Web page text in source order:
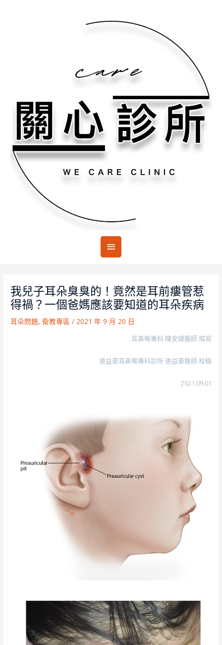
主
選
單
我兒子耳朵臭臭的！竟然是耳前瘻管惹
得禍？一個爸媽應該要知道的耳朵疾病
耳朵問題,衛教專區 / 2021 年 9 月 20 日
耳鼻喉專科 陳安婕醫師 撰寫
張益豪耳鼻喉專科診所 張益豪醫師 校稿
2021.09.01